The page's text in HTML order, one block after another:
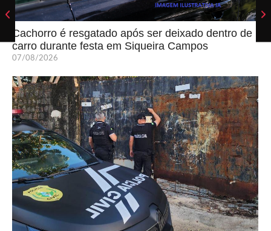
Cachorro é resgatado após ser deixado dentro de
carro durante festa em Siqueira Campos
07/08/2026